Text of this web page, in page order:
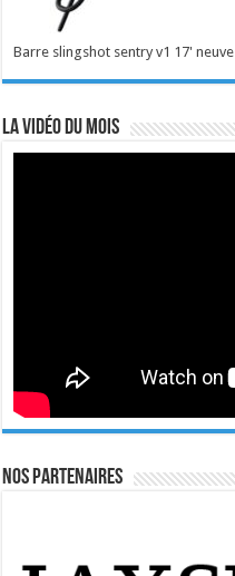
Barre slingshot sentry v1 17' neuve
La vidéo du mois
Nos Partenaires